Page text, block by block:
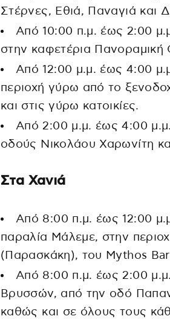
Στέρνες, Εθιά, Παναγιά και
Από 10:00 π.μ. έως 2:00
στην καφετέρια Πανοραμική
Από 12:00 μ.μ. έως 4:00
περιοχή γύρω από το
και στις γύρω κατοικίες.
Από 2:00 μ.μ. έως 4:00
οδούς Νικολάου Χαρωνίτη
Στα Χανιά
Από 8:00 π.μ. έως 12:00
παραλία Μάλεμε, στην
(Παρασκάκη), του Mythos Bar
Από 8:00 π.μ. έως 2:00
Βρυσσών, από την οδό
καθώς και σε όλους τους